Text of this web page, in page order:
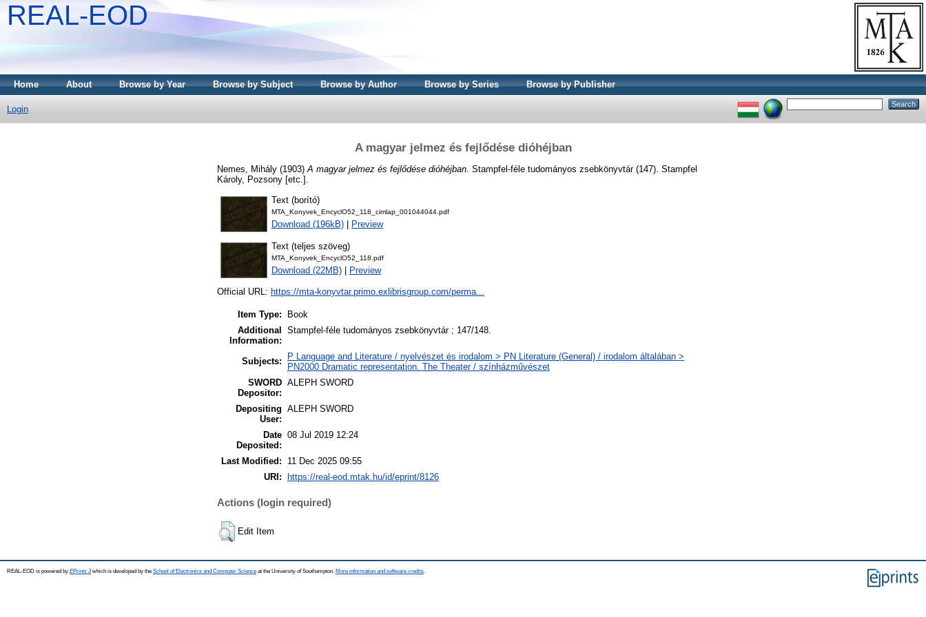
REAL-EOD
Home About Browse by Year Browse by Subject Browse by Author Browse by Series Browse by Publisher
Login
A magyar jelmez és fejlődése dióhéjban
Nemes, Mihály (1903) A magyar jelmez és fejlődése dióhéjban. Stampfel-féle tudományos zsebkönyvtár (147). Stampfel
Károly, Pozsony [etc.].
Text (borító)
MTA_Konyvek_EncyclO52_118_cimlap_001044044.pdf
Download (196kB) Preview
Text (teljes szöveg)
MTA_Konyvek_EncyclO52_118.pdf
Download (22MB) Preview
Official URL: https://mta-konyvtar.primo.exlibrisgroup.com/perma...
Item Type:
Book
Additional
Information:
Stampfel-féle tudományos zsebkönyvtár ; 147/148.
Subjects:
P Language and Literature / nyelvészet és irodalom > PN Literature (General) / irodalom általában >
PN2000 Dramatic representation. The Theater / színházművészet
SWORD
Depositor:
ALEPH SWORD
Depositing
User:
ALEPH SWORD
Date
Deposited:
08 Jul 2019 12:24
Last Modified:
11 Dec 2025 09:55
URI:
https://real-eod.mtak.hu/id/eprint/8126
Actions (login required)
Edit Item
REAL-EOD is powered by EPrints 3which is developed by the School of Electronics and Computer Science at the University of Southampton. More information and software credits